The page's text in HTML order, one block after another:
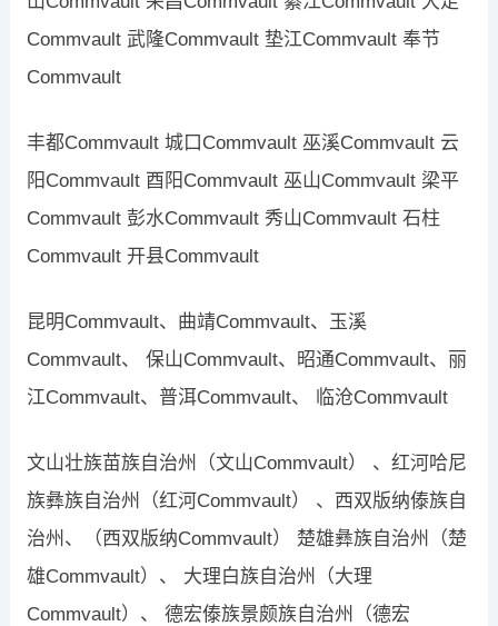
Commvault 武隆Commvault 垫江Commvault 奉节
Commvault
丰都Commvault 城口Commvault 巫溪Commvault 云
阳Commvault 酉阳Commvault 巫山Commvault 梁平
Commvault 彭水Commvault 秀山Commvault 石柱
Commvault 开县Commvault
昆明Commvault、曲靖Commvault、玉溪
Commvault、 保山Commvault、昭通Commvault、丽
江Commvault、普洱Commvault、 临沧Commvault
文山壮族苗族自治州（文山Commvault） 、红河哈尼
族彝族自治州（红河Commvault） 、西双版纳傣族自
治州、（西双版纳Commvault） 楚雄彝族自治州（楚
雄Commvault）、 大理白族自治州（大理
Commvault）、 德宏傣族景颇族自治州（德宏